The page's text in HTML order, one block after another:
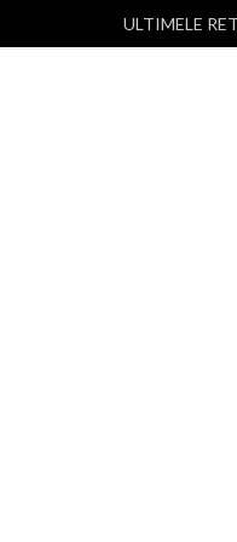
ULTIMELE